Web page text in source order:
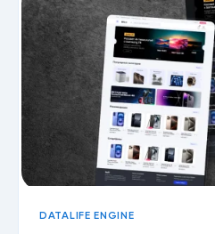
DATALIFE ENGINE